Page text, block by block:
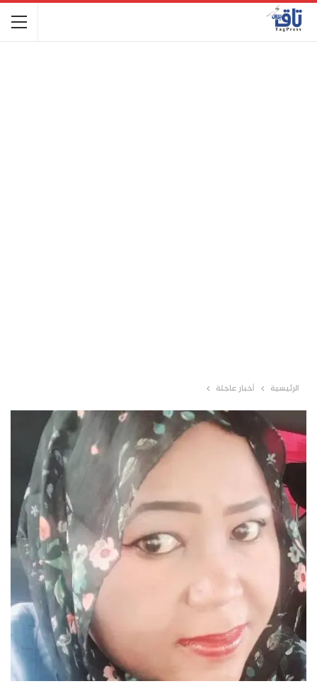
الرئيسية أخبار عاجلة